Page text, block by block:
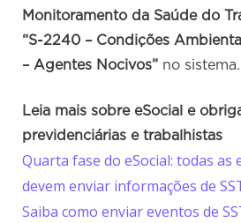
Monitoramento da Saúde do
“S-2240 – Condições
– Agentes Nocivos” no sistema.
Leia mais sobre eSocial e
previdenciárias e trabalhistas
Quarta fase do eSocial: todas as
devem enviar informações de
Saiba como enviar eventos de